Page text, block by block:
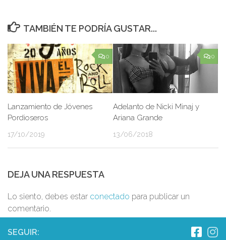
TAMBIÉN TE PODRÍA GUSTAR...
0
Lanzamiento de Jóvenes
Pordioseros
17/10/2019
0
Adelanto de Nicki Minaj y
Ariana Grande
13/06/2018
DEJA UNA RESPUESTA
Lo siento, debes estar conectado para publicar un
comentario.
SEGUIR: